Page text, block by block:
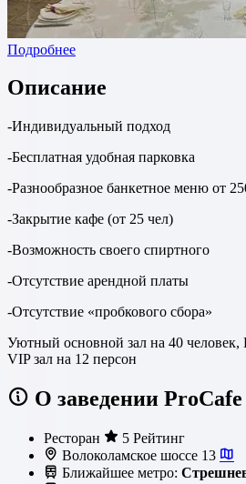
Подробнее
Описание
-Индивидуальный подход
-Бесплатная удобная парковка
-Разнообразное банкетное меню от
-Закрытие кафе (от 25 чел)
-Возможность своего спиртного
-Отсутствие арендной платы
-Отсутствие «пробкового сбора»
Уютный основной зал на 40
VIP зал на 12 персон
О заведении
Ресторан
5 Рейтинг
Волоколамское шоссе 13
Ближайшее метро: